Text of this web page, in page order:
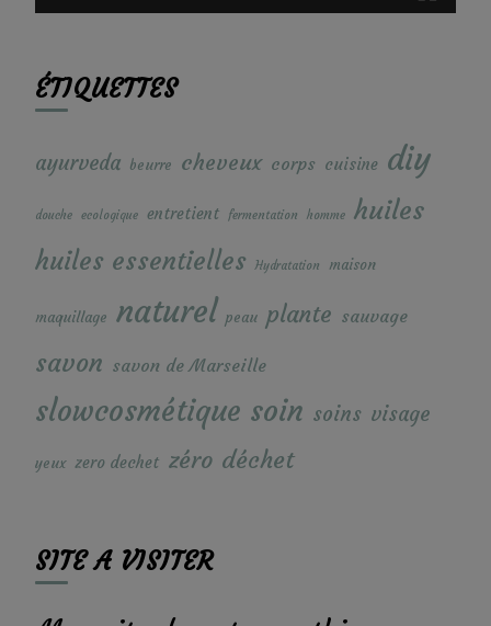
ÉTIQUETTES
ayurveda beurre cheveux corps cuisine diy
douche ecologique entretient fermentation homme huiles
huiles essentielles Hydratation maison
maquillage naturel peau plante sauvage
savon savon de Marseille
slowcosmétique soin soins visage
yeux zero dechet zéro déchet
SITE A VISITER